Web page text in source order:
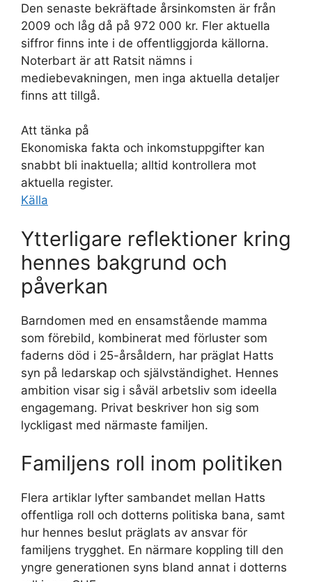
Den senaste bekräftade årsinkomsten är från
2009 och låg då på 972 000 kr. Fler aktuella
siffror finns inte i de offentliggjorda källorna.
Noterbart är att Ratsit nämns i
mediebevakningen, men inga aktuella detaljer
finns att tillgå.
Att tänka på
Ekonomiska fakta och inkomstuppgifter kan
snabbt bli inaktuella; alltid kontrollera mot
aktuella register.
Källa
Ytterligare reflektioner kring
hennes bakgrund och
påverkan
Barndomen med en ensamstående mamma
som förebild, kombinerat med förluster som
faderns död i 25-årsåldern, har präglat Hatts
syn på ledarskap och självständighet. Hennes
ambition visar sig i såväl arbetsliv som ideella
engagemang. Privat beskriver hon sig som
lyckligast med närmaste familjen.
Familjens roll inom politiken
Flera artiklar lyfter sambandet mellan Hatts
offentliga roll och dotterns politiska bana, samt
hur hennes beslut präglats av ansvar för
familjens trygghet. En närmare koppling till den
yngre generationen syns bland annat i dotterns